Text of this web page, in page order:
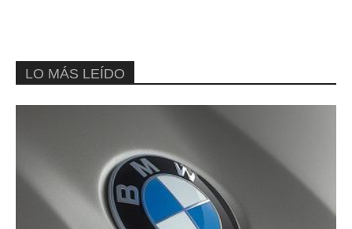
LO MÁS LEÍDO